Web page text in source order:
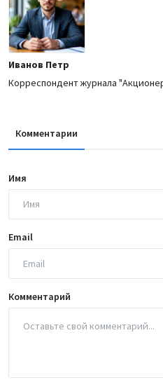
Иванов Петр
Корреспондент журнала
Комментарии
Имя
Email
Комментарий